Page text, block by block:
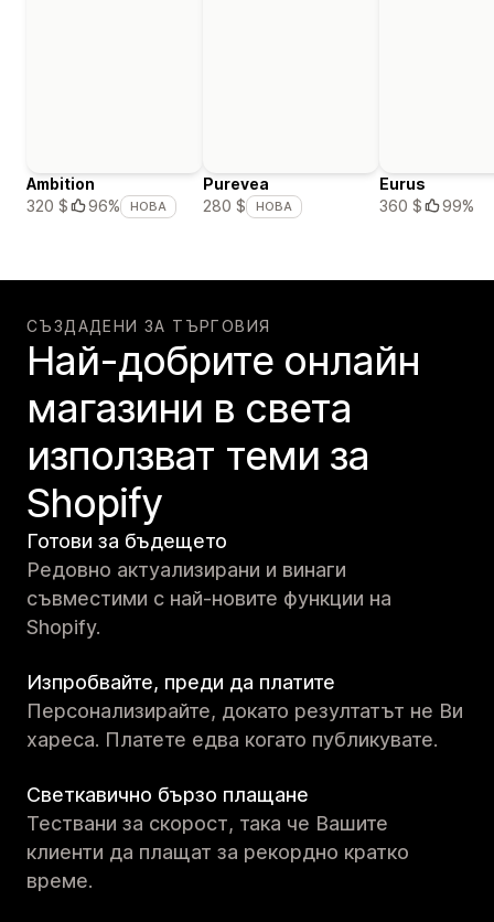
Ambition
320 $
96% НОВА
Purevea
280 $
НОВА
Eurus
360 $
99%
СЪЗДАДЕНИ ЗА ТЪРГОВИЯ
Най-добрите онлайн
магазини в света
използват теми за
Shopify
Готови за бъдещето
Редовно актуализирани и винаги
съвместими с най-новите функции на
Shopify.
Изпробвайте, преди да платите
Персонализирайте, докато резултатът не Ви
хареса. Платете едва когато публикувате.
Светкавично бързо плащане
Тествани за скорост, така че Вашите
клиенти да плащат за рекордно кратко
време.